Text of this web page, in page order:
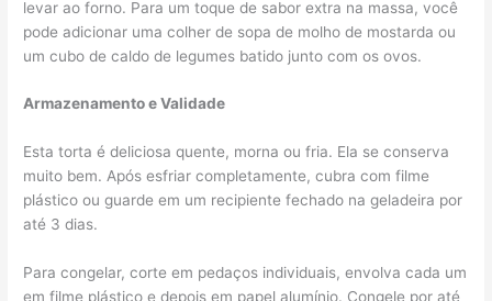
levar ao forno. Para um toque de sabor extra na massa, você
pode adicionar uma colher de sopa de molho de mostarda ou
um cubo de caldo de legumes batido junto com os ovos.
Armazenamento e Validade
Esta torta é deliciosa quente, morna ou fria. Ela se conserva
muito bem. Após esfriar completamente, cubra com filme
plástico ou guarde em um recipiente fechado na geladeira por
até 3 dias.
Para congelar, corte em pedaços individuais, envolva cada um
em filme plástico e depois em papel alumínio. Congele por até